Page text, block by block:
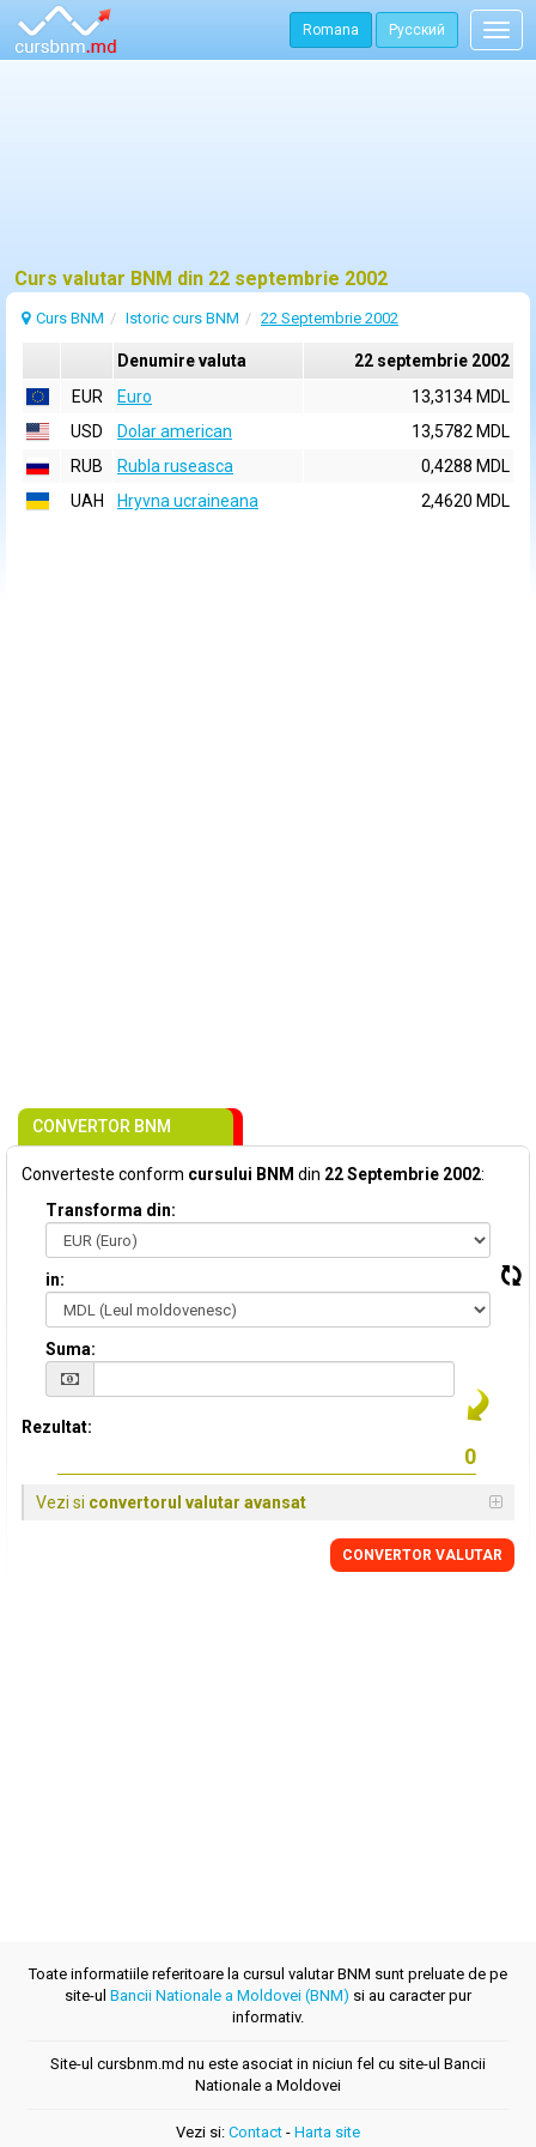
Romana Русский
Curs valutar BNM din 22 septembrie 2002
Curs BNM Istoric curs BNM 22 Septembrie 2002
Denumire valuta
22 septembrie 2002
EUR
Euro
13,3134 MDL
USD
Dolar american
13,5782 MDL
RUB
Rubla ruseasca
0,4288 MDL
UAH
Hryvna ucraineana 2,4620 MDL
CONVERTOR BNM
Converteste conform cursului BNM din 22 Septembrie 2002:
Transforma din:
in:
Suma:
Rezultat:
Vezi si convertorul valutar avansat
CONVERTOR VALUTAR
Toate informatiile referitoare la cursul valutar BNM sunt preluate de pe
site-ul Bancii Nationale a Moldovei (BNM) si au caracter pur
informativ.
Site-ul cursbnm.md nu este asociat in niciun fel cu site-ul Bancii
Nationale a Moldovei
Vezi si: Contact - Harta site